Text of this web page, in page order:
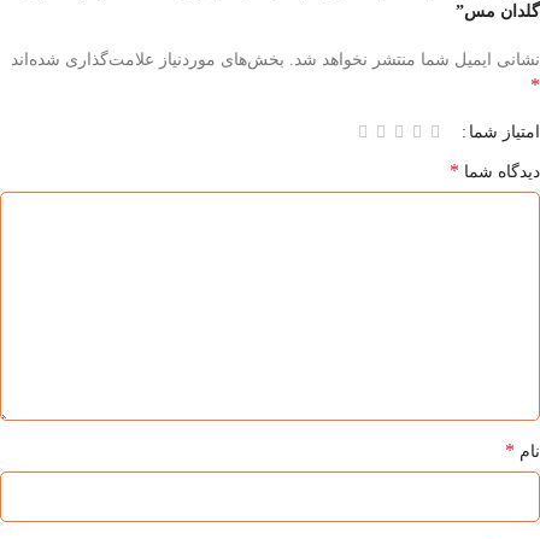
گلدان مس”
نشانی ایمیل شما منتشر نخواهد شد. بخش‌های موردنیاز علامت‌گذاری شده‌اند
*
امتیاز شما
دیدگاه شما *
نام *